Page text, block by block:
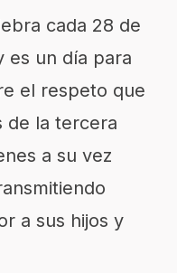
cada 28 de
es un día para
el respeto que
de la tercera
a su vez
a sus hijos y